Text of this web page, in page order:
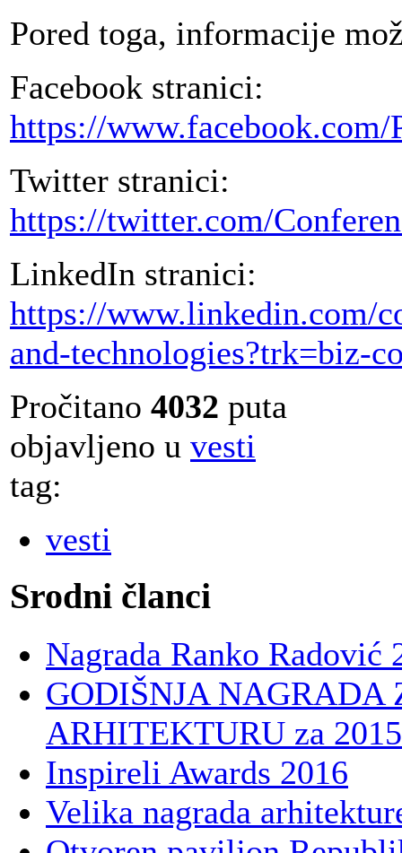
Pored toga, informacije
Facebook stranici:
https://www.facebook.com/
Twitter stranici:
https://twitter.com/
LinkedIn stranici:
https://www.linkedin.com/
and-technologies?trk=biz-
Pročitano 4032 puta
objavljeno u vesti
tag:
vesti
Srodni članci
Nagrada Ranko Radović
GODIŠNJA NAGRADA
ARHITEKTURU za
Inspireli Awards 2016
Velika nagrada